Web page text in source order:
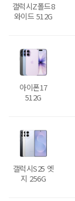
갤럭시Z폴드8
와이드 512G
아이폰17
512G
갤럭시S25 엣
지 256G